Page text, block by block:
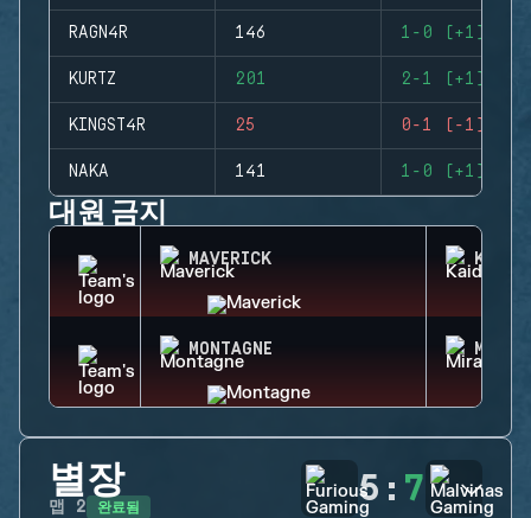
RAGN4R 146 1-0 (+1)
KURTZ 201 2-1 (+1)
KINGST4R 25 0-1 (-1)
NAKA 141 1-0 (+1)
대원 금지
MAVERICK KAID
MONTAGNE MIRA
별장
맵 2 완료됨 5 : 7